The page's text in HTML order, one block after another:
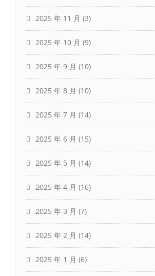
2025 年 11 月 (3)
2025 年 10 月 (9)
2025 年 9 月 (10)
2025 年 8 月 (10)
2025 年 7 月 (14)
2025 年 6 月 (15)
2025 年 5 月 (14)
2025 年 4 月 (16)
2025 年 3 月 (7)
2025 年 2 月 (14)
2025 年 1 月 (6)